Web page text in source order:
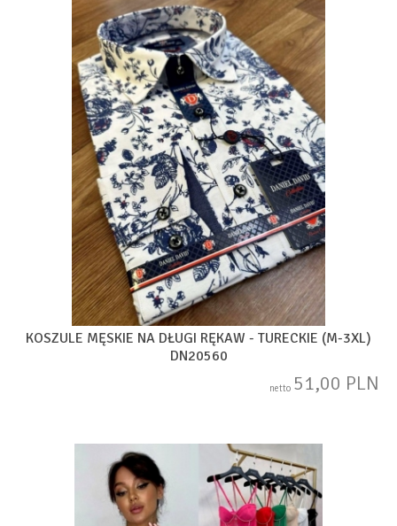
KOSZULE MĘSKIE NA DŁUGI RĘKAW - TURECKIE (M-3XL)
DN20560
netto 51,00 PLN